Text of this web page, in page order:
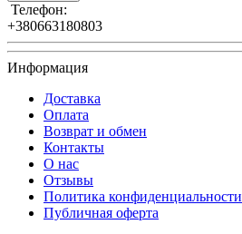
Телефон:
+380663180803
Информация
Доставка
Оплата
Возврат и обмен
Контакты
О нас
Отзывы
Политика конфиденциальности
Публичная оферта